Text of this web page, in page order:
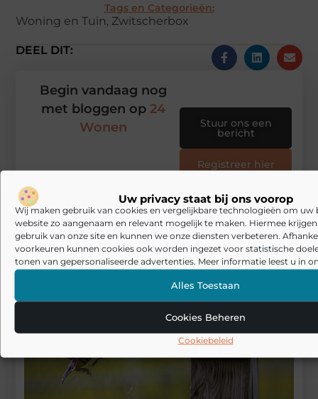
Uw privacy staat bij ons voorop
Wij maken gebruik van cookies en vergelijkbare technologieën om uw
website zo aangenaam en relevant mogelijk te maken. Hiermee
gebruik van onze site en kunnen we onze diensten verbeteren.
voorkeuren kunnen cookies ook worden ingezet voor statistische
tonen van gepersonaliseerde advertenties. Meer informatie leest u in
Alles Toestaan
Cookies Beheren
Cookiebeleid
Tags en Categorieën:
Woning en Tuin, Zwitscherbox
DEEL DIT:
Begin vandaag nog
met bloggen op 24
Wonen
Stuur ons een
bericht
Registreer hier